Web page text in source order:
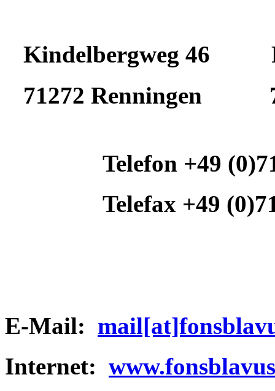
Kindelbergweg 46
71272 Renningen
Telefon +49
Telefax +49
E-Mail:
Internet: